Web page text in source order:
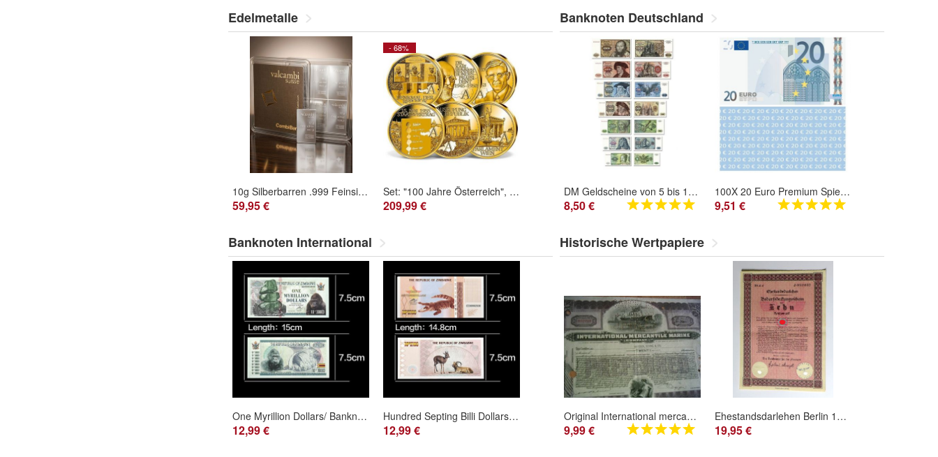
Edelmetalle
10g Silberbarren .999 Feinsilber Valcambi Schweiz
59,95 €
- 68%
Set: "100 Jahre Österreich", Gold 0,5 Gramm, Auflage nur 1918 Stück! frei Haus PP
209,99 €
Banknoten Deutschland
DM Geldscheine von 5 bis 1000 Mark, TOP Reproduktion 1980
8,50 €
100X 20 Euro Premium Spielgeld 98x52mm Geld Banknoten Geldschein Money 75%
9,51 €
Banknoten International
One Myrillion Dollars/ Banknote Zimbabwe/ Bankfrisch unzirkuliert(Zimb2010252)
12,99 €
Hundred Septing Billi Dollars Banknote Zimbabwe/ Bankfrisch unzirkuliert(Zimb2010251)
12,99 €
Historische Wertpapiere
Original International mercantile Marine Aktie Wertpapier entwertet Schiff Titanic
9,99 €
Ehestandsdarlehen Berlin 1933 Bedarfsdeckungsschein 10 RM
19,95 €